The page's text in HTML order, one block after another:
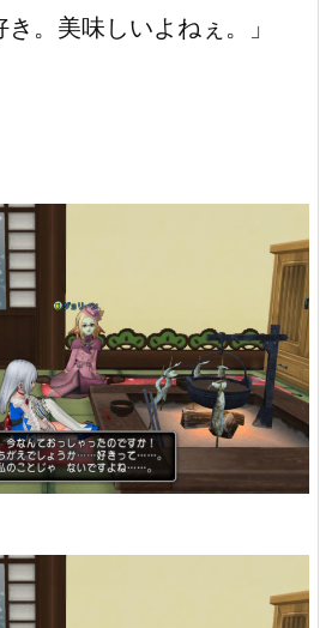
。美味しいよねぇ。」